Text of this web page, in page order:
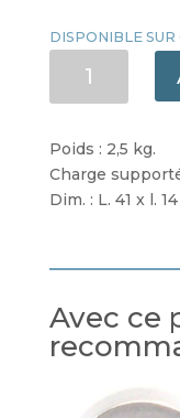
DISPONIBLE
Poids : 2,5 kg.
Charge
Dim. : L. 41 x l.
Avec ce